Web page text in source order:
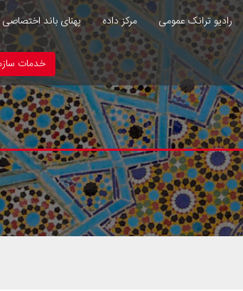
رادیو ترانک عمومی مرکز داده پهنای باند اختصاصی
خدمات